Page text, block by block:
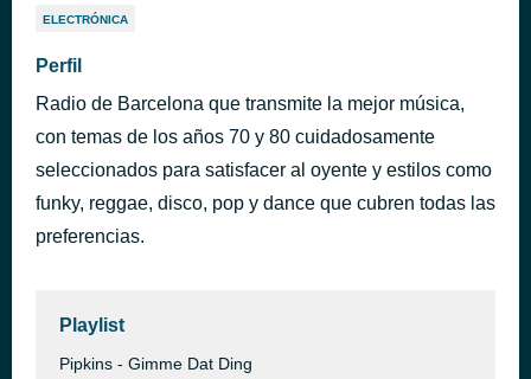
ELECTRÓNICA
Perfil
Radio de Barcelona que transmite la mejor música,
con temas de los años 70 y 80 cuidadosamente
seleccionados para satisfacer al oyente y estilos como
funky, reggae, disco, pop y dance que cubren todas las
preferencias.
Playlist
Pipkins - Gimme Dat Ding